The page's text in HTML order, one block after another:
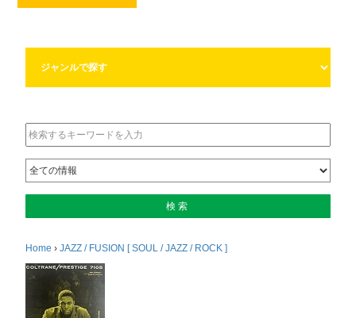
Home ›JAZZ / FUSION [ SOUL / JAZZ / ROCK ]